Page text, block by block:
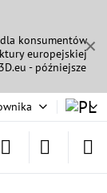
✕
konsumentów
europejskiej
- późniejsze